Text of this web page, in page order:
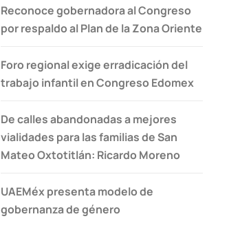
Reconoce gobernadora al Congreso
por respaldo al Plan de la Zona Oriente
Foro regional exige erradicación del
trabajo infantil en Congreso Edomex
De calles abandonadas a mejores
vialidades para las familias de San
Mateo Oxtotitlán: Ricardo Moreno
UAEMéx presenta modelo de
gobernanza de género